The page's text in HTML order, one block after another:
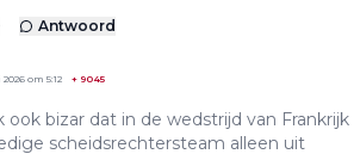
Antwoord
om 5:12 + 9045
ook bizar dat in de wedstrijd van Frankrijk
scheidsrechtersteam alleen uit